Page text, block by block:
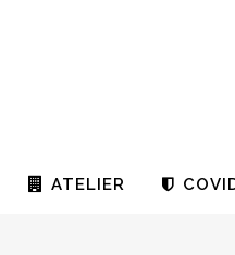
ATELIER
...